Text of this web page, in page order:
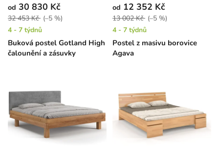
Buková postel Gotland High
čalounění a zásuvky
od 30 830 Kč
32 453 Kč (–5 %)
4 - 7 týdnů
Postel z masivu borovice
Agava
od 12 352 Kč
13 002 Kč (–5 %)
4 - 7 týdnů